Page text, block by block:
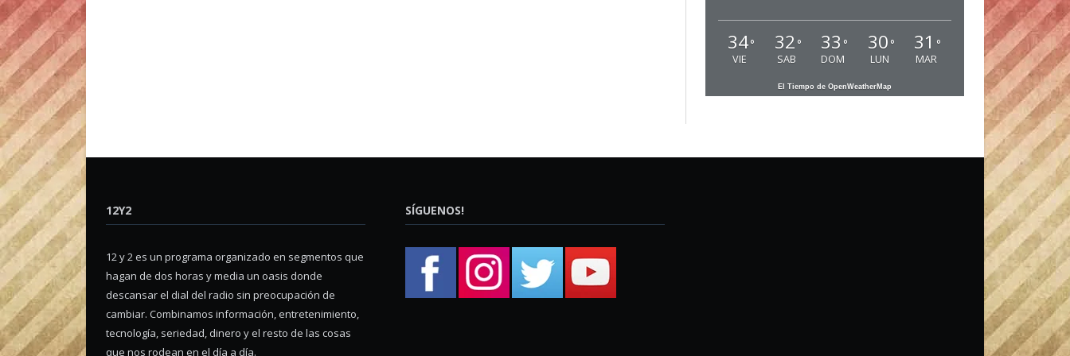
34°
VIE
32 °
SAB
33 °
DOM
30 °
LUN
31 °
MAR
El Tiempo de OpenWeatherMap
12Y2
12 y 2 es un programa organizado en segmentos que
hagan de dos horas y media un oasis donde
descansar el dial del radio sin preocupación de
cambiar. Combinamos información, entretenimiento,
tecnología, seriedad, dinero y el resto de las cosas
que nos rodean en el día a día.
SÍGUENOS!